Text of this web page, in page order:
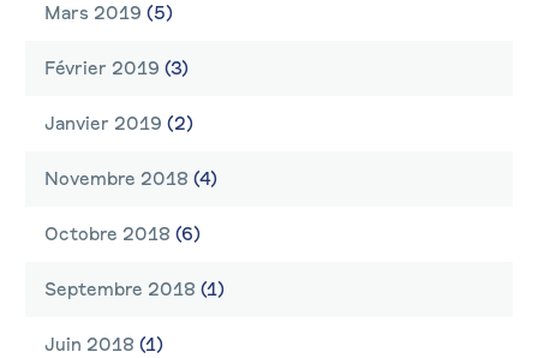
Mars 2019 (5)
Février 2019 (3)
Janvier 2019 (2)
Novembre 2018 (4)
Octobre 2018 (6)
Septembre 2018 (1)
Juin 2018 (1)